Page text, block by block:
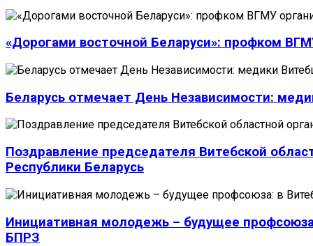
«Дорогами восточной Беларуси»: профком
Беларусь отмечает День Независимости:
Поздравление председателя Витебской
Республики Беларусь
Инициативная молодежь – будущее
БПРЗ